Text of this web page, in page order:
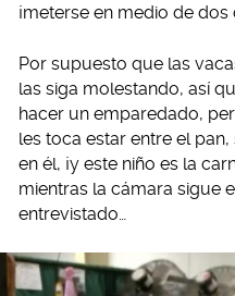
¡meterse en medio de dos
Por supuesto que las
las siga molestando, así
hacer un emparedado,
les toca estar entre el
en él, ¡y este niño es la
mientras la cámara sigue
entrevistado…